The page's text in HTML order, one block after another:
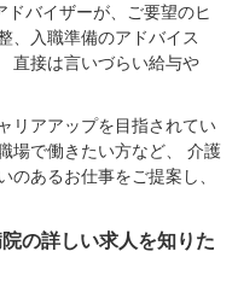
バイザーが、ご要望のヒ
、入職準備のアドバイス
直接は言いづらい給与や
リアアップを目指されてい
場で働きたい方など、 介護
あるお仕事をご提案し、
の詳しい求人を知りた